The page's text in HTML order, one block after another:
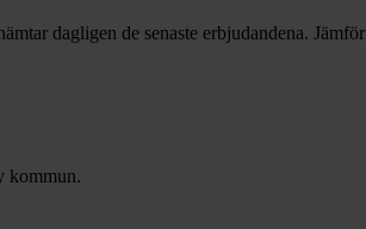
dagligen de senaste erbjudandena.
kommun.